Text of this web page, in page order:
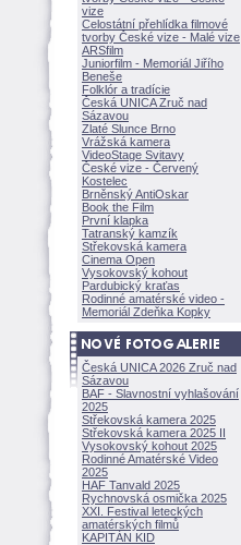
vize
Celostátní přehlídka filmové
tvorby České vize - Malé vize
ARSfilm
Juniorfilm - Memoriál Jiřího
Beneše
Folklór a tradície
Česká UNICA Zruč nad
Sázavou
Zlaté Slunce Brno
Vrážská kamera
VideoStage Svitavy
České vize - Červený
Kostelec
Brněnský AntiOskar
Book the Film
První klapka
Tatranský kamzík
Střekovská kamera
Cinema Open
Vysokovský kohout
Pardubický kraťas
Rodinné amatérské video -
Memoriál Zdeňka Kopky
Česká UNICA 2026 Zruč nad
Sázavou
BAF - Slavnostní vyhlašování
2025
Střekovská kamera 2025
Střekovská kamera 2025 II
Vysokovský kohout 2025
Rodinné Amatérské Video
2025
HAF Tanvald 2025
Rychnovská osmička 2025
XXI. Festival leteckých
amatérských filmů
KAPITÁN KID